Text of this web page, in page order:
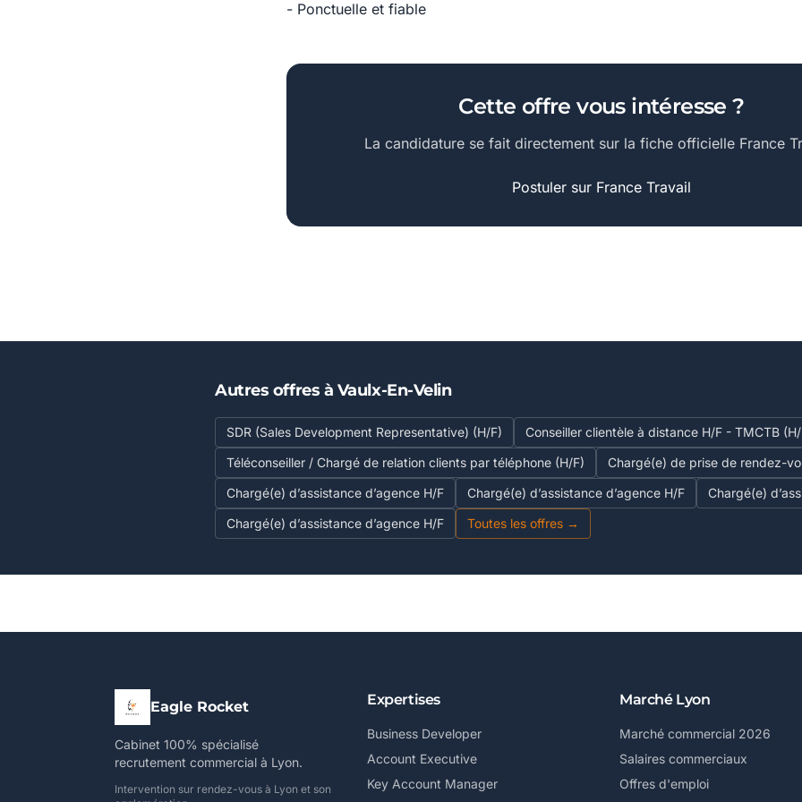
- Ponctuelle et fiable
Cette offre vous intéresse ?
La candidature se fait directement sur la fiche officielle France
Postuler sur France Travail
Autres offres à Vaulx-En-Velin
SDR (Sales Development Representative) (H/F)
Conseiller clientèle à distance H/F - TMCTB
Téléconseiller / Chargé de relation clients par téléphone (H/F)
Chargé(e) de prise de rendez-
Chargé(e) d’assistance d’agence H/F
Chargé(e) d’assistance d’agence H/F
Chargé(e)
Chargé(e) d’assistance d’agence H/F
Toutes les offres →
Eagle Rocket
Cabinet 100% spécialisé
recrutement commercial à Lyon.
Intervention sur rendez-vous à Lyon et son
Expertises
Business Developer
Account Executive
Key Account Manager
Marché Lyon
Marché commercial 2026
Salaires commerciaux
Offres d'emploi